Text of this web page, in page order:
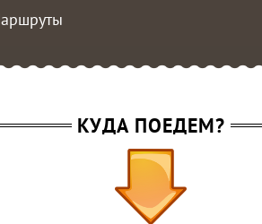
КУДА ПОЕДЕМ?